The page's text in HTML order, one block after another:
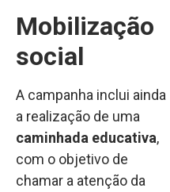
Mobilização
social
A campanha inclui ainda
a realização de uma
caminhada educativa,
com o objetivo de
chamar a atenção da